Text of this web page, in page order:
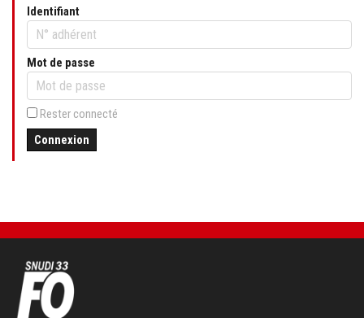
Identifiant
Mot de passe
Rester connecté
Connexion